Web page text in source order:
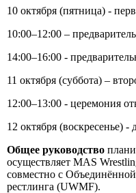
10 октября (пятница) -
10:00–12:00 –
14:00–16:00 -
11 октября (суббота) –
12:00–13:00 - церемония
12 октября (воскресенье) -
Общее руководство
осуществляет MAS
совместно с
рестлинга (UWMF).